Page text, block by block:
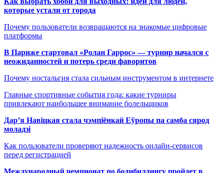
которые устали от города
Почему пользователи возвращаются на знакомые цифровые
платформы
В Париже стартовал «Ролан Гаррос» — турнир начался с
неожиданностей и потерь среди фаворитов
Почему ностальгия стала сильным инструментом в интернете
Главные спортивные события года: какие турниры
привлекают наибольшее внимание болельщиков
Дар’я Навіцкая стала чэмпіёнкай Еўропы па самба сярод
моладзі
Как пользователи проверяют надежность онлайн-сервисов
перед регистрацией